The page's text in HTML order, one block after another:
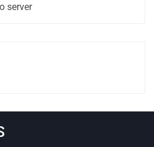
server